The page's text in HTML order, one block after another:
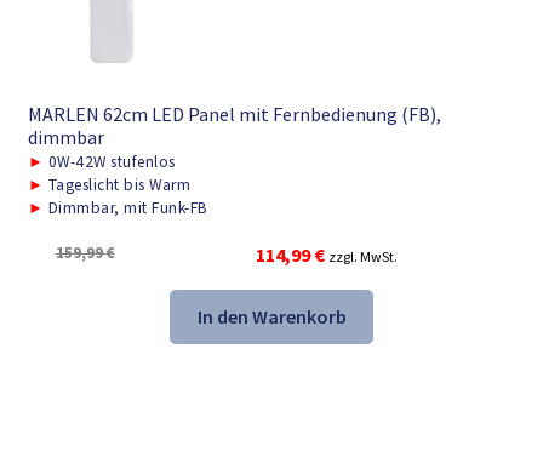
MARLEN 62cm LED Panel mit Fernbedienung (FB),
dimmbar
► 0W-42W stufenlos
► Tageslicht bis Warm
► Dimmbar, mit Funk-FB
159,99€
Ursprünglicher
Preis
war:
159,99 €
114,99€Aktueller
Preis
ist:
114,99 €.
zzgl. MwSt.
In den Warenkorb